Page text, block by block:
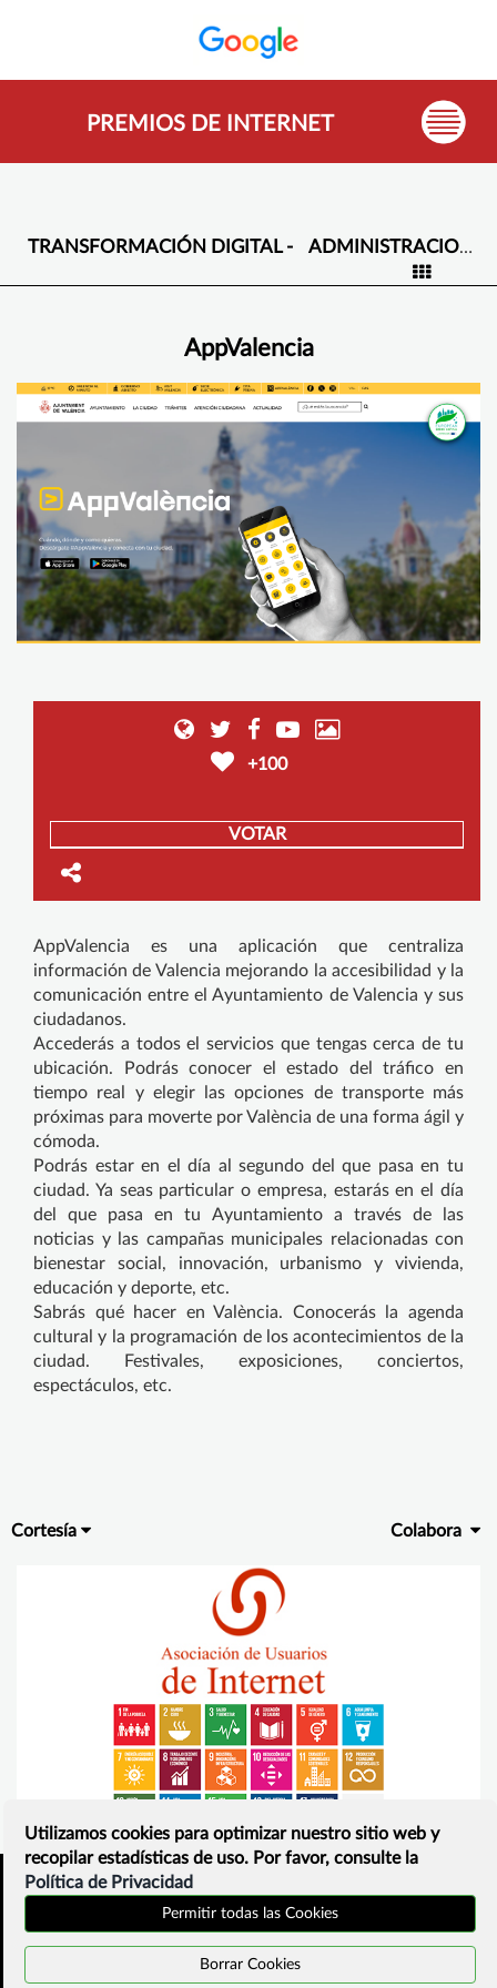
PREMIOS DE INTERNET
TRANSFORMACIÓN DIGITAL - ADMINISTRACIONES PUBLICAS
AppValencia
+100
VOTAR
AppValencia es una aplicación que centraliza
información de Valencia mejorando la accesibilidad y la
comunicación entre el Ayuntamiento de Valencia y sus
ciudadanos.
Accederás a todos el servicios que tengas cerca de tu
ubicación. Podrás conocer el estado del tráfico en
tiempo real y elegir las opciones de transporte más
próximas para moverte por València de una forma ágil y
cómoda.
Podrás estar en el día al segundo del que pasa en tu
ciudad. Ya seas particular o empresa, estarás en el día
del que pasa en tu Ayuntamiento a través de las
noticias y las campañas municipales relacionadas con
bienestar social, innovación, urbanismo y vivienda,
educación y deporte, etc.
Sabrás qué hacer en València. Conocerás la agenda
cultural y la programación de los acontecimientos de la
ciudad. Festivales, exposiciones, conciertos,
espectáculos, etc.
Cortesía Colabora
Política de privacidad
¿Que es?
Contacto
Utilizamos cookies para optimizar nuestro sitio web y
recopilar estadísticas de uso. Por favor, consulte la
Política de Privacidad
Permitir todas las Cookies
Borrar Cookies